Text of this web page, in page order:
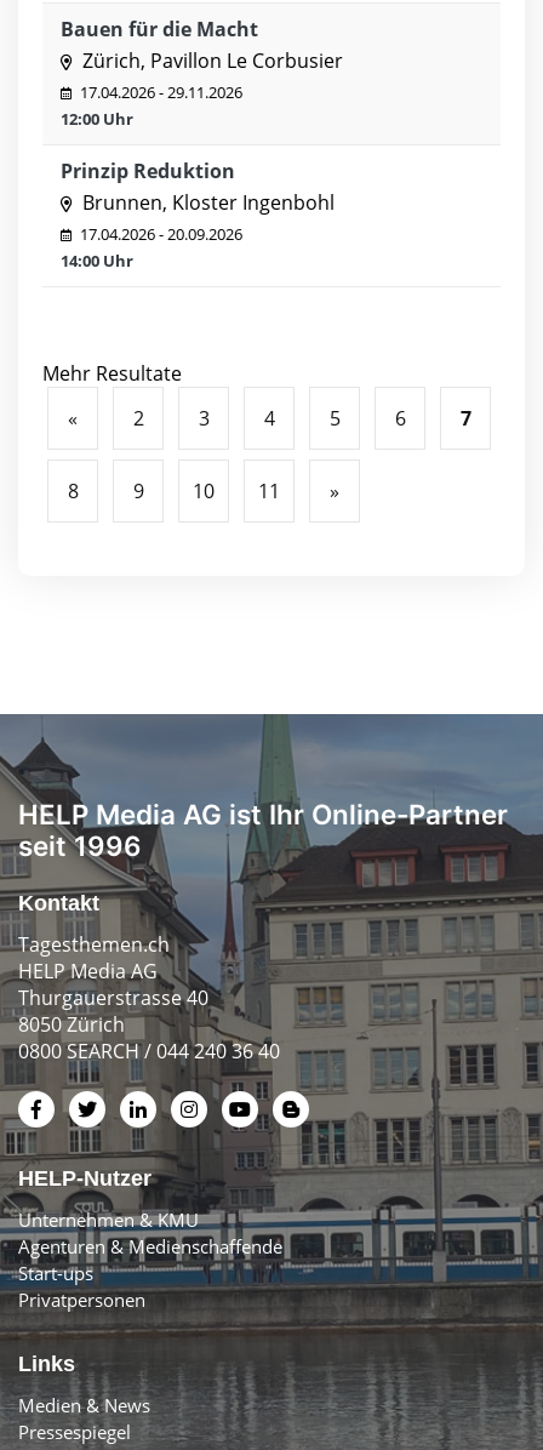
Bauen für die Macht
Zürich, Pavillon Le Corbusier
17.04.2026 - 29.11.2026
12:00 Uhr
Prinzip Reduktion
Brunnen, Kloster Ingenbohl
17.04.2026 - 20.09.2026
14:00 Uhr
Mehr Resultate
«
2 3 4 5 6 7
8 9 10 11 »
HELP Media AG ist Ihr Online-Partner
seit 1996
Kontakt
Tagesthemen.ch
HELP Media AG
Thurgauerstrasse 40
8050 Zürich
0800 SEARCH / 044 240 36 40
HELP-Nutzer
Unternehmen & KMU
Agenturen & Medienschaffende
Start-ups
Privatpersonen
Links
Medien & News
Pressespiegel